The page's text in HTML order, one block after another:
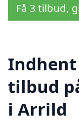
Få 3 tilbud,
tilbud
i Arrild